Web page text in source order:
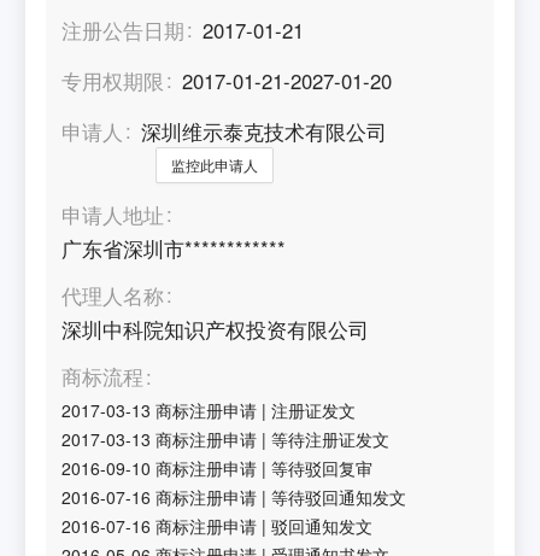
注册公告日期
2017-01-21
专用权期限
2017-01-21-2027-01-20
申请人
深圳维示泰克技术有限公司
监控此申请人
申请人地址
广东省深圳市************
代理人名称
深圳中科院知识产权投资有限公司
商标流程
2017-03-13 商标注册申请 |注册证发文
2017-03-13 商标注册申请 |等待注册证发文
2016-09-10 商标注册申请 |等待驳回复审
2016-07-16 商标注册申请 |等待驳回通知发文
2016-07-16 商标注册申请 |驳回通知发文